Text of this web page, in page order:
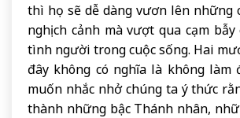
thì họ sẽ dễ dàng vươn lên những
nghịch cảnh mà vượt qua cạm
tình người trong cuộc sống. Hai
đây không có nghĩa là không làm
muốn nhắc nhở chúng ta ý thức
thành những bậc Thánh nhân,